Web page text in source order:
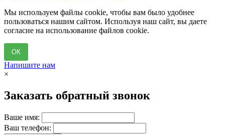
Мы используем файлы cookie, чтобы вам было удобнее
пользоваться нашим сайтом. Используя наш сайт, вы даете
согласие на использование файлов cookie.
ОК
Напишите нам
×
Заказать обратный звонок
Ваше имя:
Ваш телефон: